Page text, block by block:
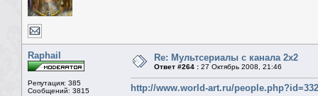
Raphail
Репутация: 385
Сообщений: 3815
Re: Мультсериалы с канала 2х2
Ответ #264 : 27 Октябрь 2008, 21:46
http://www.world-art.ru/people.php?id=332